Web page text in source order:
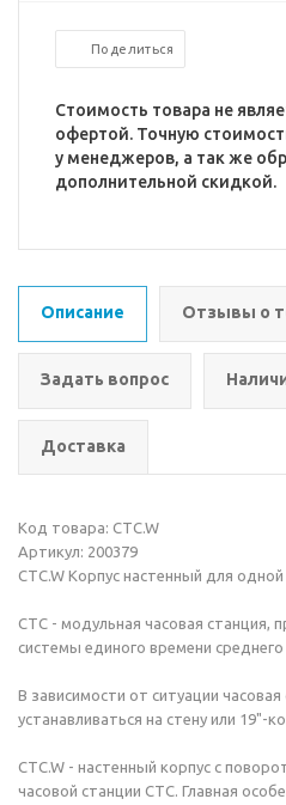
Поделиться
Стоимость товара не
офертой. Точную
у менеджеров, а так же
дополнительной скидкой.
Описание Отзывы о
Задать вопрос
Доставка
Код товара: CTC.W
Артикул: 200379
CTC.W Корпус настенный для
CTC - модульная часовая станция,
системы единого времени
В зависимости от ситуации
устанавливаться на стену или 19"-
CTC.W - настенный корпус с
часовой станции CTC. Главная